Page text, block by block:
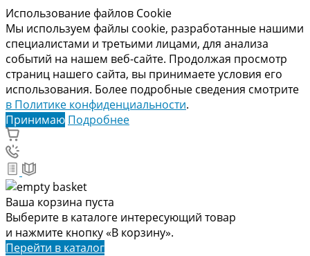
Использование файлов Cookie
Мы используем файлы cookie, разработанные нашими
специалистами и третьими лицами, для анализа
событий на нашем веб-сайте. Продолжая просмотр
страниц нашего сайта, вы принимаете условия его
использования. Более подробные сведения смотрите
в Политике конфиденциальности.
Принимаю Подробнее
Ваша корзина пуста
Выберите в каталоге интересующий товар
и нажмите кнопку «В корзину».
Перейти в каталог